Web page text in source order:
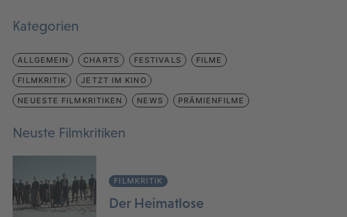
Kategorien
ALLGEMEIN CHARTS FESTIVALS FILME
FILMKRITIK JETZT IM KINO
NEUESTE FILMKRITIKEN NEWS PRÄMIENFILME
Neuste Filmkritiken
FILMKRITIK
Der Heimatlose